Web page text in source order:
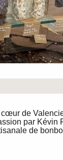
de
par Kévin
de